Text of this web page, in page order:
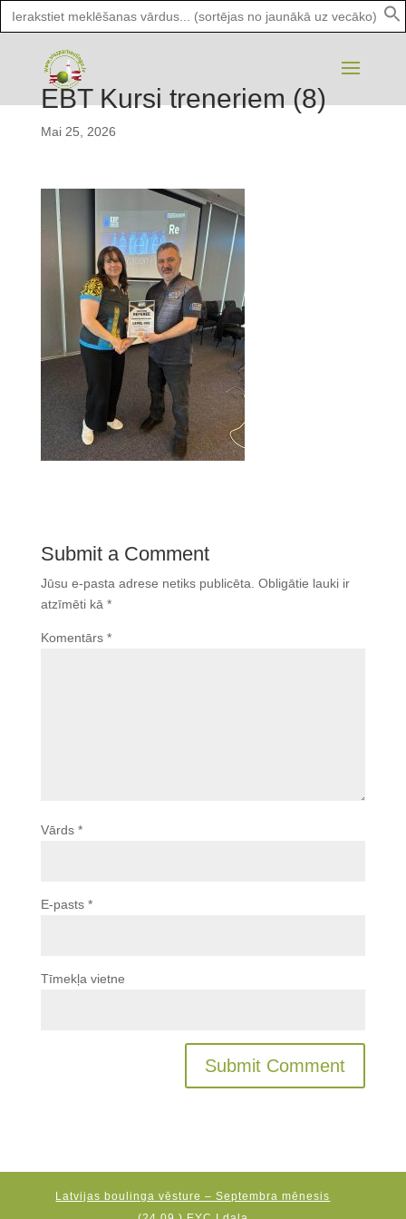
Search
for:
EBT Kursi treneriem (8)
Mai 25, 2026
Submit a Comment
Jūsu e-pasta adrese netiks publicēta. Obligātie lauki ir
atzīmēti kā *
Komentārs *
Vārds *
E-pasts *
Tīmekļa vietne
Latvijas boulinga vēsture – Septembra mēnesis